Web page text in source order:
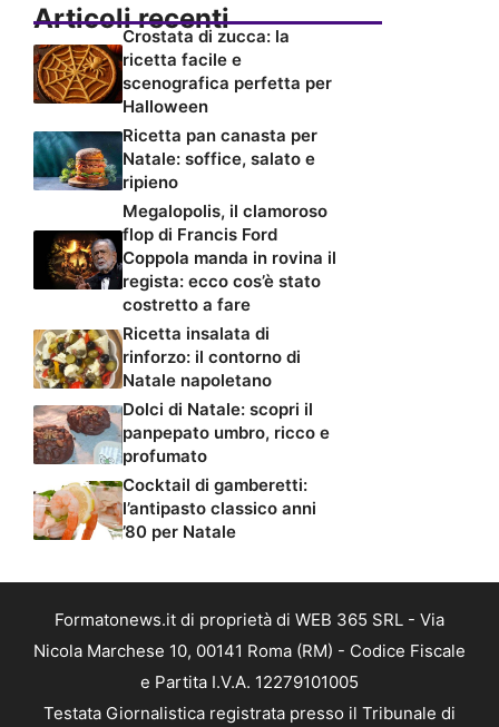
Articoli recenti
Crostata di zucca: la
ricetta facile e
scenografica perfetta per
Halloween
Ricetta pan canasta per
Natale: soffice, salato e
ripieno
Megalopolis, il clamoroso
flop di Francis Ford
Coppola manda in rovina il
regista: ecco cos’è stato
costretto a fare
Ricetta insalata di
rinforzo: il contorno di
Natale napoletano
Dolci di Natale: scopri il
panpepato umbro, ricco e
profumato
Cocktail di gamberetti:
l’antipasto classico anni
’80 per Natale
Formatonews.it di proprietà di WEB 365 SRL - Via
Nicola Marchese 10, 00141 Roma (RM) - Codice Fiscale
e Partita I.V.A. 12279101005
Testata Giornalistica registrata presso il Tribunale di